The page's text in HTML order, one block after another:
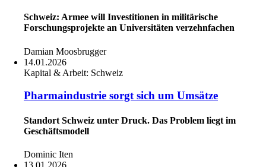
Schweiz: Armee will Investitionen in militärische
Forschungsprojekte an Universitäten verzehnfachen
Damian Moosbrugger
14.01.2026
Kapital & Arbeit: Schweiz
Pharmaindustrie sorgt sich um Umsätze
Standort Schweiz unter Druck. Das Problem liegt im
Geschäftsmodell
Dominic Iten
13.01.2026